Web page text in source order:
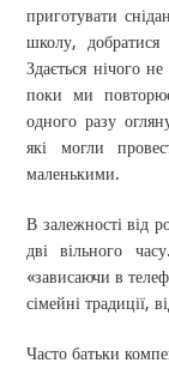
приготувати
школу,
Здається нічого
поки ми
одного разу
які могли
маленькими.
В залежності від
дві вільного
«зависаючи в
сімейні традиції,
Часто батьки